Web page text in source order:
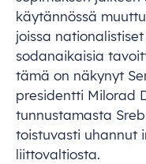
käytännössä
joissa
sodanaikaisia
tämä on näkynyt
presidentti Milorad
tunnustamasta
toistuvasti uhannut
liittovaltiosta.